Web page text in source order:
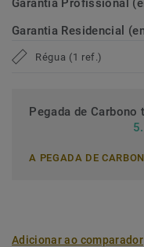
Garantia Profissional
Garantia Residencial
Régua (1 ref.)
Pegada de
A PEGADA DE
Adicionar ao comparador